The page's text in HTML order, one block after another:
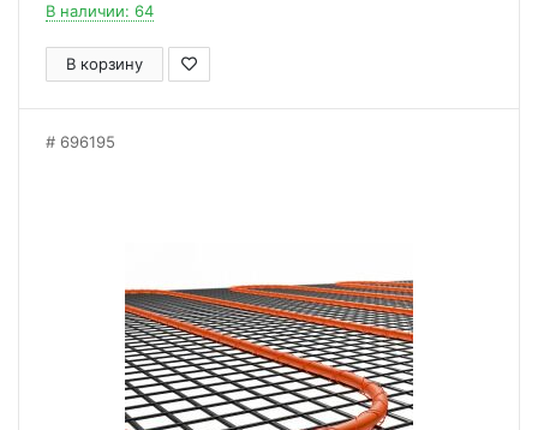
В наличии: 64
В корзину
696195